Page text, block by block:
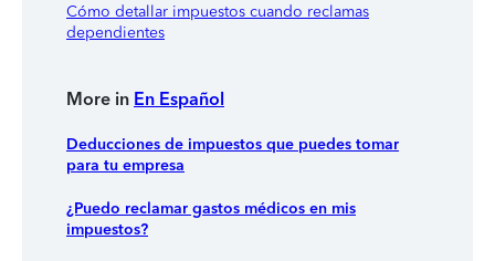
Cómo detallar impuestos cuando reclamas
dependientes
More in En Español
Deducciones de impuestos que puedes tomar
para tu empresa
¿Puedo reclamar gastos médicos en mis
impuestos?